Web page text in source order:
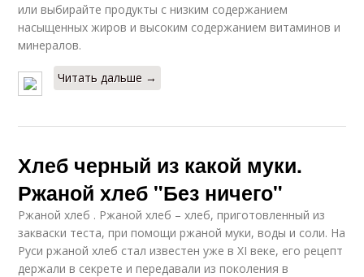
или выбирайте продукты с низким содержанием
насыщенных жиров и высоким содержанием витаминов и
минералов.
Читать дальше →
Хлеб черный из какой муки.
Ржаной хлеб "Без ничего"
Ржаной хлеб . Ржаной хлеб – хлеб, приготовленный из
закваски теста, при помощи ржаной муки, воды и соли. На
Руси ржаной хлеб стал известен уже в XI веке, его рецепт
держали в секрете и передавали из поколения в